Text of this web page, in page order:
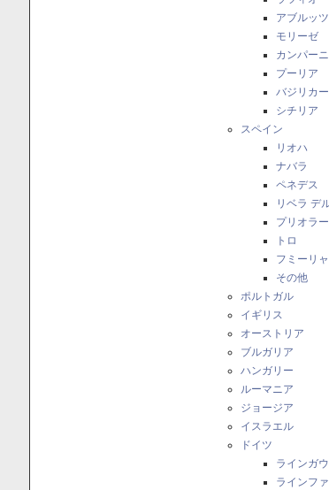
アブルッ
モリーゼ
カンパー
プーリア
バジリカ
シチリア
スペイン
リオハ
ナバラ
ペネデス
リベラ デ
プリオラー
トロ
フミーリャ
その他
ポルトガル
イギリス
オーストリア
ブルガリア
ハンガリー
ルーマニア
ジョージア
イスラエル
ドイツ
ラインガウ
ラインフ